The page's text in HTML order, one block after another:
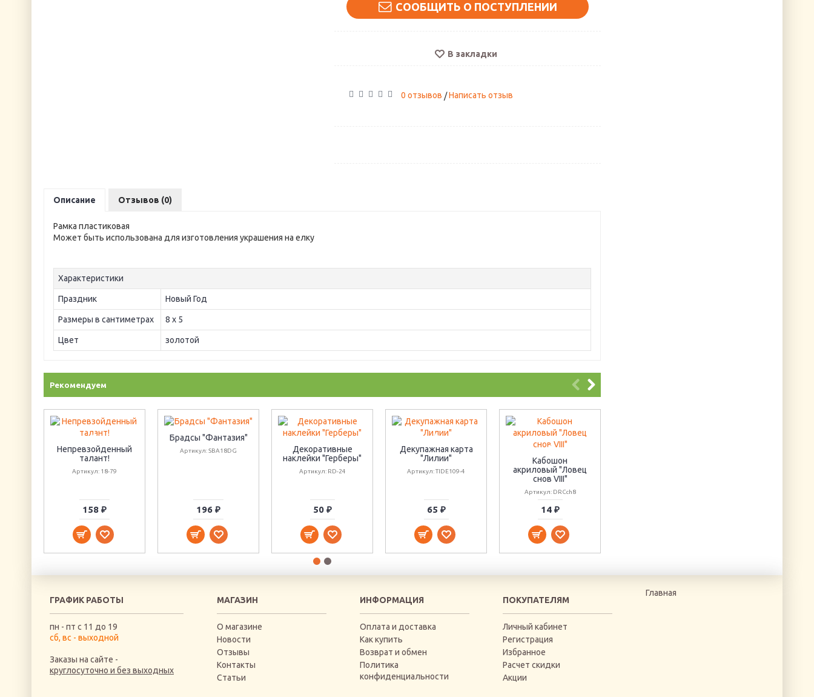
СООБЩИТЬ О ПОСТУПЛЕНИИ
В закладки
0 отзывов /Написать отзыв
Описание Отзывов (0)
Рамка пластиковая
Может быть использована для изготовления украшения на елку
Характеристики
Праздник Новый Год
Размеры в сантиметрах 8 х 5
Цвет золотой
Рекомендуем
Непревзойденный
талант!
Артикул: 18-79
158 ₽
Брадсы "Фантазия"
Артикул: SBA18DG
196 ₽
Декоративные
наклейки "Герберы"
Артикул: RD-24
50 ₽
Декупажная карта
"Лилии"
Артикул: TIDE109-4
65 ₽
Кабошон
акриловый "Ловец
снов VIII"
Артикул: DRCch8
14 ₽
ГРАФИК РАБОТЫ
пн - пт с 11 до 19
сб, вс - выходной
Заказы на сайте -
круглосуточно и без выходных
МАГАЗИН
О магазине
Новости
Отзывы
Контакты
Статьи
ИНФОРМАЦИЯ
Оплата и доставка
Как купить
Возврат и обмен
Политика
конфиденциальности
ПОКУПАТЕЛЯМ
Личный кабинет
Регистрация
Избранное
Расчет скидки
Акции
Главная